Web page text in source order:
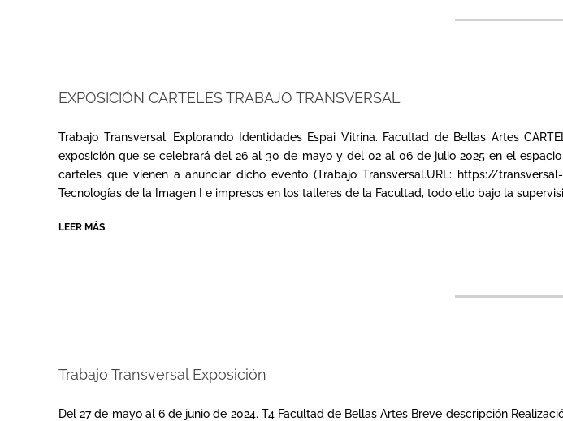
EXPOSICIÓN CARTELES TRABAJO TRANSVERSAL
01-
29
Trabajo Transversal: Explorando Identidades Espai Vitrina. Facultad de Bellas Artes
exposición que se celebrará del 26 al 30 de mayo y del 02 al 06 de julio 2025 en el
carteles que vienen a anunciar dicho evento (Trabajo Transversal.URL: https://
Tecnologías de la Imagen I e impresos en los talleres de la Facultad, todo ello bajo la
LEER MÁS
Trabajo Transversal Exposición
05-
Del 27 de mayo al 6 de junio de 2024. T4 Facultad de Bellas Artes Breve descripción